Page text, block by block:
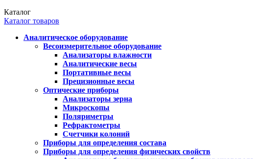
Каталог
Каталог товаров
Аналитическое оборудование
Весоизмерительное оборудование
Анализаторы влажности
Аналитические весы
Портативные весы
Прецизионные весы
Оптические приборы
Анализаторы зерна
Микроскопы
Поляриметры
Рефрактометры
Счетчики колоний
Приборы для определения состава
Приборы для определения физических свойств